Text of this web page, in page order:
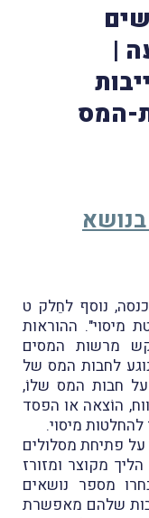
|
המס
מס הכנסה, נוסף לחֵלק ט
מיסוי". ההוראות
מרשות המסים
לחבות המס של
חבות המס שלוֹ,
הוֹצאה או הפסד
מיסוי.
פתיחת מסלולים
מקוצר ומזורז
מספר נושאים
שלהם מאפשרת